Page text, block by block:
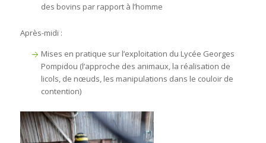
des bovins par rapport à l’homme
Après-midi :
Mises en pratique sur l’exploitation du Lycée Georges
Pompidou (l’approche des animaux, la réalisation de
licols, de nœuds, les manipulations dans le couloir de
contention)